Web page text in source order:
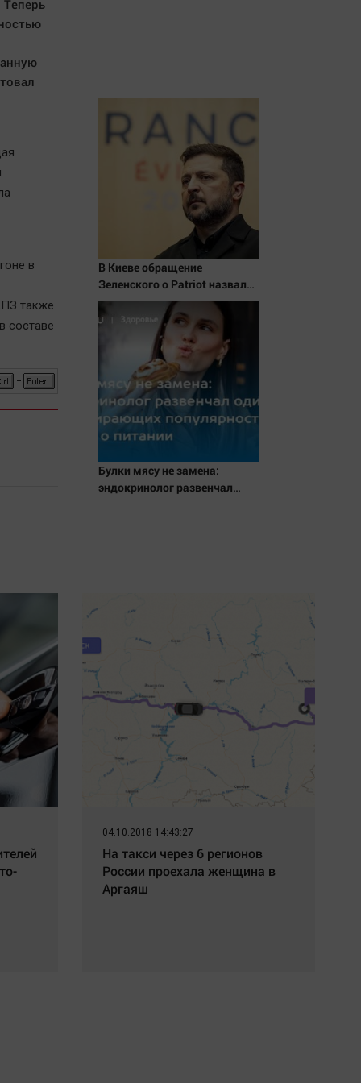
в
также
составе
В Киеве обращение
Зеленского о Patriot назвали
«комедией»
Булки мясу не замена:
эндокринолог развенчал
04.10.2018 14:43:27
На такси через 6 регионов
России проехала женщина в
Аргаяш